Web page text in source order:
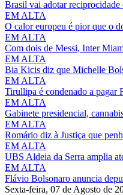
Brasil vai adotar
EM ALTA
O calor europeu é pior que o
EM ALTA
Com dois de Messi, Inter
EM ALTA
Bia Kicis diz que Michelle
EM ALTA
Tirullipa é condenado a pagar
EM ALTA
Gabinete presidencial,
EM ALTA
Romário diz à Justiça que
EM ALTA
UBS Aldeia da Serra amplia
EM ALTA
Flávio Bolsonaro anuncia
Sexta-feira, 07 de Agosto de